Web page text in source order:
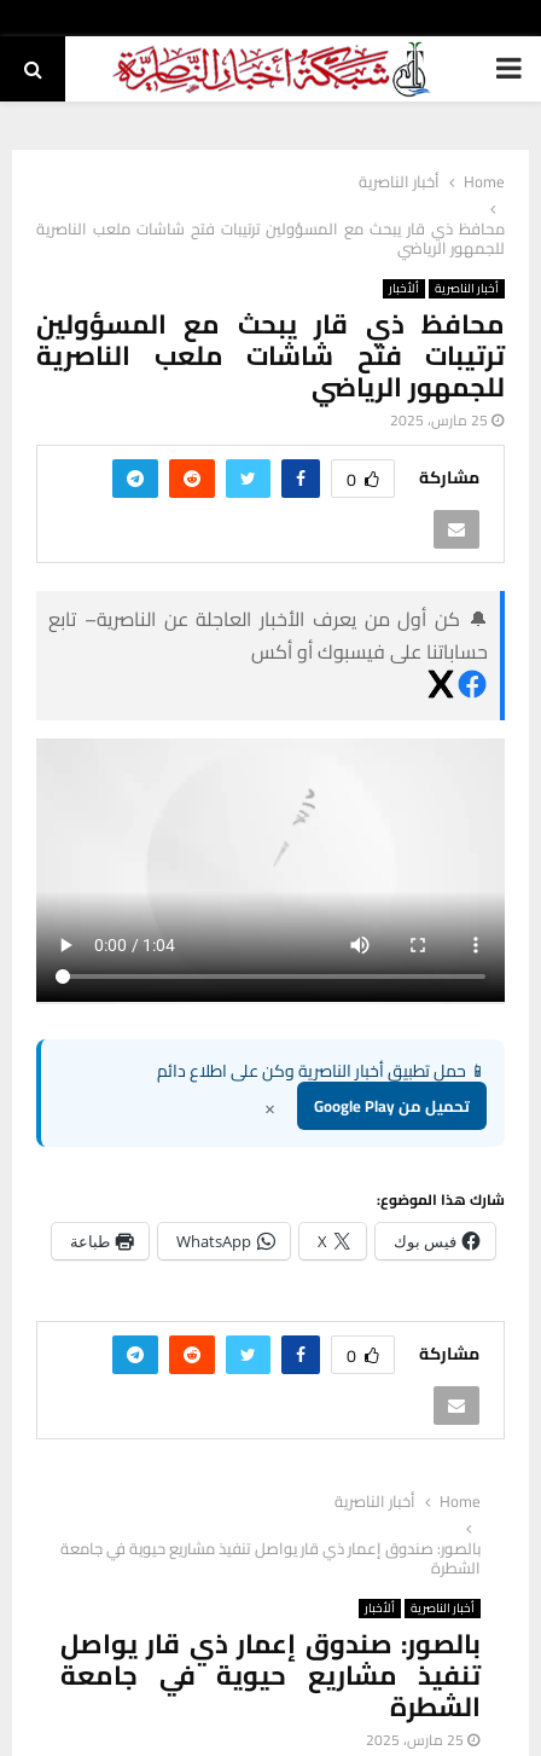
PRIMARY
Home
أخبار الناصرية
محافظ ذي قار يبحث مع المسؤولين ترتيبات فتح شاشات ملعب الناصرية
للجمهور الرياضي
أخبار الناصرية ألأخبار
محافظ ذي قار يبحث مع المسؤولين
ترتيبات فتح شاشات ملعب الناصرية
للجمهور الرياضي
25 مارس، 2025
مشاركة 0
🔔 كن أول من يعرف الأخبار العاجلة عن الناصرية– تابع
حساباتنا على فيسبوك أو أكس
📱 حمل تطبيق أخبار الناصرية وكن على اطلاع دائم
تحميل من Google Play ×
شارك هذا الموضوع:
فيس بوك X
WhatsApp طباعة
مشاركة 0
Home
أخبار الناصرية
بالصور: صندوق إعمار ذي قار يواصل تنفيذ مشاريع حيوية في جامعة
الشطرة
أخبار الناصرية ألأخبار
بالصور: صندوق إعمار ذي قار يواصل
تنفيذ مشاريع حيوية في جامعة
الشطرة
25 مارس، 2025